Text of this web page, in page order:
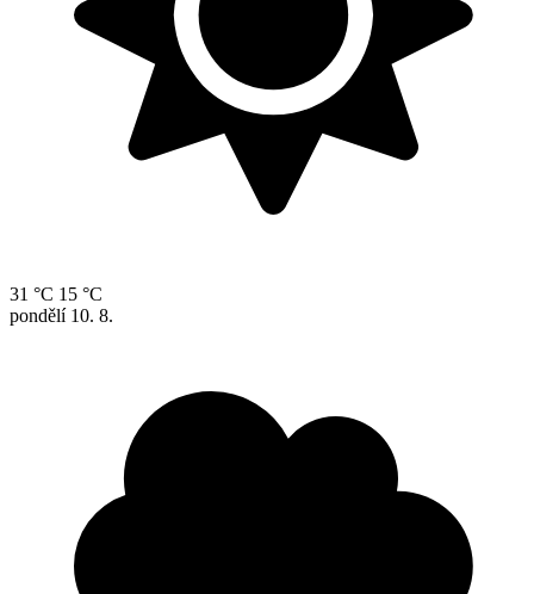
31 °C 15 °C
pondělí 10. 8.